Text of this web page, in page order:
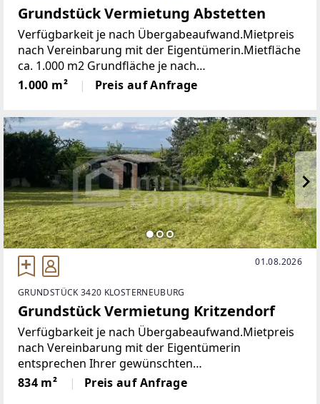
Grundstück Vermietung Abstetten
Verfügbarkeit je nach Übergabeaufwand.Mietpreis
nach Vereinbarung mit der Eigentümerin.Mietfläche
ca. 1.000 m2 Grundfläche je nach
VereinbarungErlaubte Nutzung im Rahmen von
gärtnerischer Nutzungund Bewiligungs-, anzeige-
1.000 m² Preis auf Anfrage
01.08.2026
GRUNDSTÜCK 3420 KLOSTERNEUBURG
Grundstück Vermietung Kritzendorf
Verfügbarkeit je nach Übergabeaufwand.Mietpreis
nach Vereinbarung mit der Eigentümerin
entsprechen Ihrer gewünschten
Nutzung.Mietfläche ca. 834 m2
Grundfläche.Erlaubte Nutzung im Rahmen von
834 m² Preis auf Anfrage